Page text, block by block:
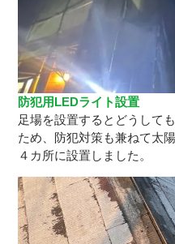
防犯用LEDライト設置
足場を設置するとどうして
ため、防犯対策も兼ねて太
４カ所に設置しました。